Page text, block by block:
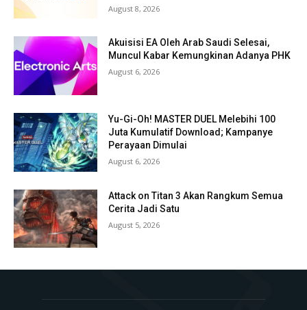
August 8, 2026
Akuisisi EA Oleh Arab Saudi Selesai,
Muncul Kabar Kemungkinan Adanya PHK
August 6, 2026
Yu-Gi-Oh! MASTER DUEL Melebihi 100
Juta Kumulatif Download; Kampanye
Perayaan Dimulai
August 6, 2026
Attack on Titan 3 Akan Rangkum Semua
Cerita Jadi Satu
August 5, 2026